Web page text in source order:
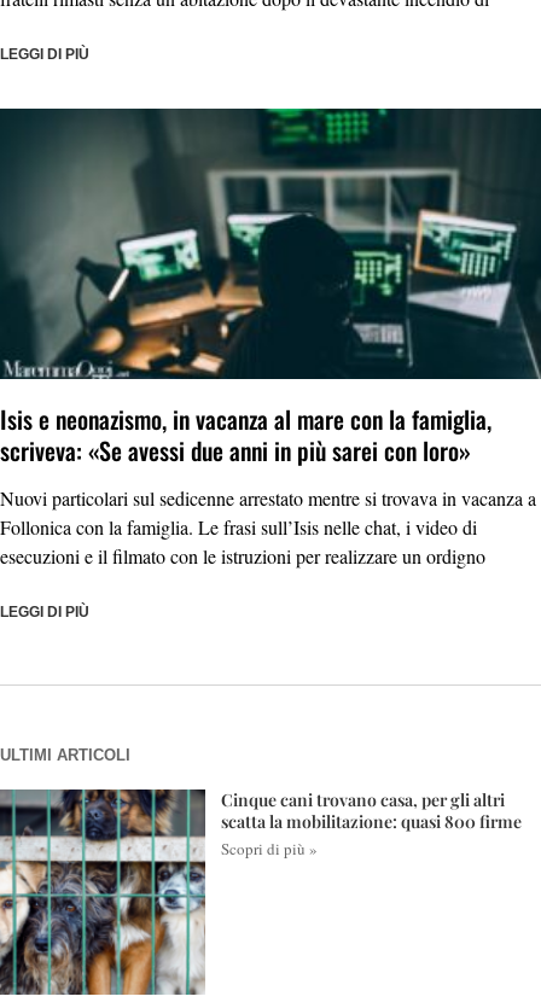
LEGGI DI PIÙ
Isis e neonazismo, in vacanza al mare con la famiglia,
scriveva: «Se avessi due anni in più sarei con loro»
Nuovi particolari sul sedicenne arrestato mentre si trovava in vacanza a
Follonica con la famiglia. Le frasi sull’Isis nelle chat, i video di
esecuzioni e il filmato con le istruzioni per realizzare un ordigno
LEGGI DI PIÙ
ULTIMI ARTICOLI
Cinque cani trovano casa, per gli altri
scatta la mobilitazione: quasi 800 firme
Scopri di più »